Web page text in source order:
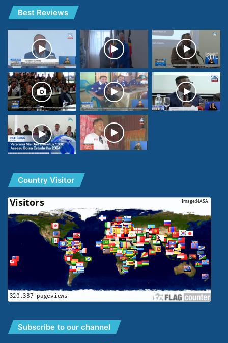
Best Reviews
Country Visitor
Subscribe to our channel